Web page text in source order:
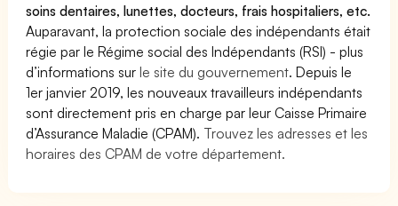
soins dentaires, lunettes, docteurs, frais hospitaliers, etc.
Auparavant, la protection sociale des indépendants était
régie par le Régime social des Indépendants (RSI) - plus
d’informations surle site du gouvernement. Depuis le
1er janvier 2019, les nouveaux travailleurs indépendants
sont directement pris en charge par leur Caisse Primaire
d’Assurance Maladie (CPAM). Trouvez les adresses et les
horaires des CPAM de votre département.